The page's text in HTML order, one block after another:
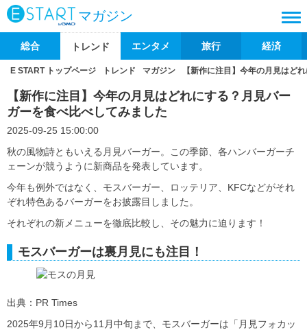
マガジン
総合 トレンド エンタメ 旅行 経済
E START トップページ トレンド マガジン 【新作に注目】今年の月見はど
【新作に注目】今年の月見はどれにする？月見バー
ガーを食べ比べしてみました
2025-09-25 15:00:00
秋の風物詩ともいえる月見バーガー。この季節、各ハンバーガーチ
ェーンが競うように新商品を発表しています。
今年も例外ではなく、モスバーガー、ロッテリア、KFCなどがそれ
ぞれ特色あるバーガーをお披露目しました。
それぞれの新メニューを徹底比較し、その魅力に迫ります！
モスバーガーは裏月見にも注目！
出典：PR Times
2025年9月10日から11月中旬まで、モスバーガーは「月見フォカッ